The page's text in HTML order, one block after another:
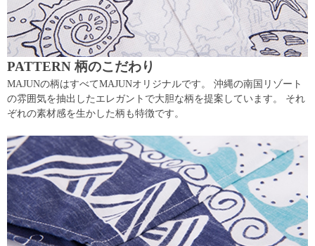
PATTERN 柄のこだわり
MAJUNの柄はすべてMAJUNオリジナルです。 沖縄の南国リゾート
の雰囲気を抽出したエレガントで大胆な柄を提案しています。 それ
ぞれの素材感を生かした柄も特徴です。